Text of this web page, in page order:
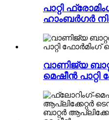
പാറ്റി
ഹാംബർഗർ
വാണിജ്യ
മെഷീൻ പാറ്റി